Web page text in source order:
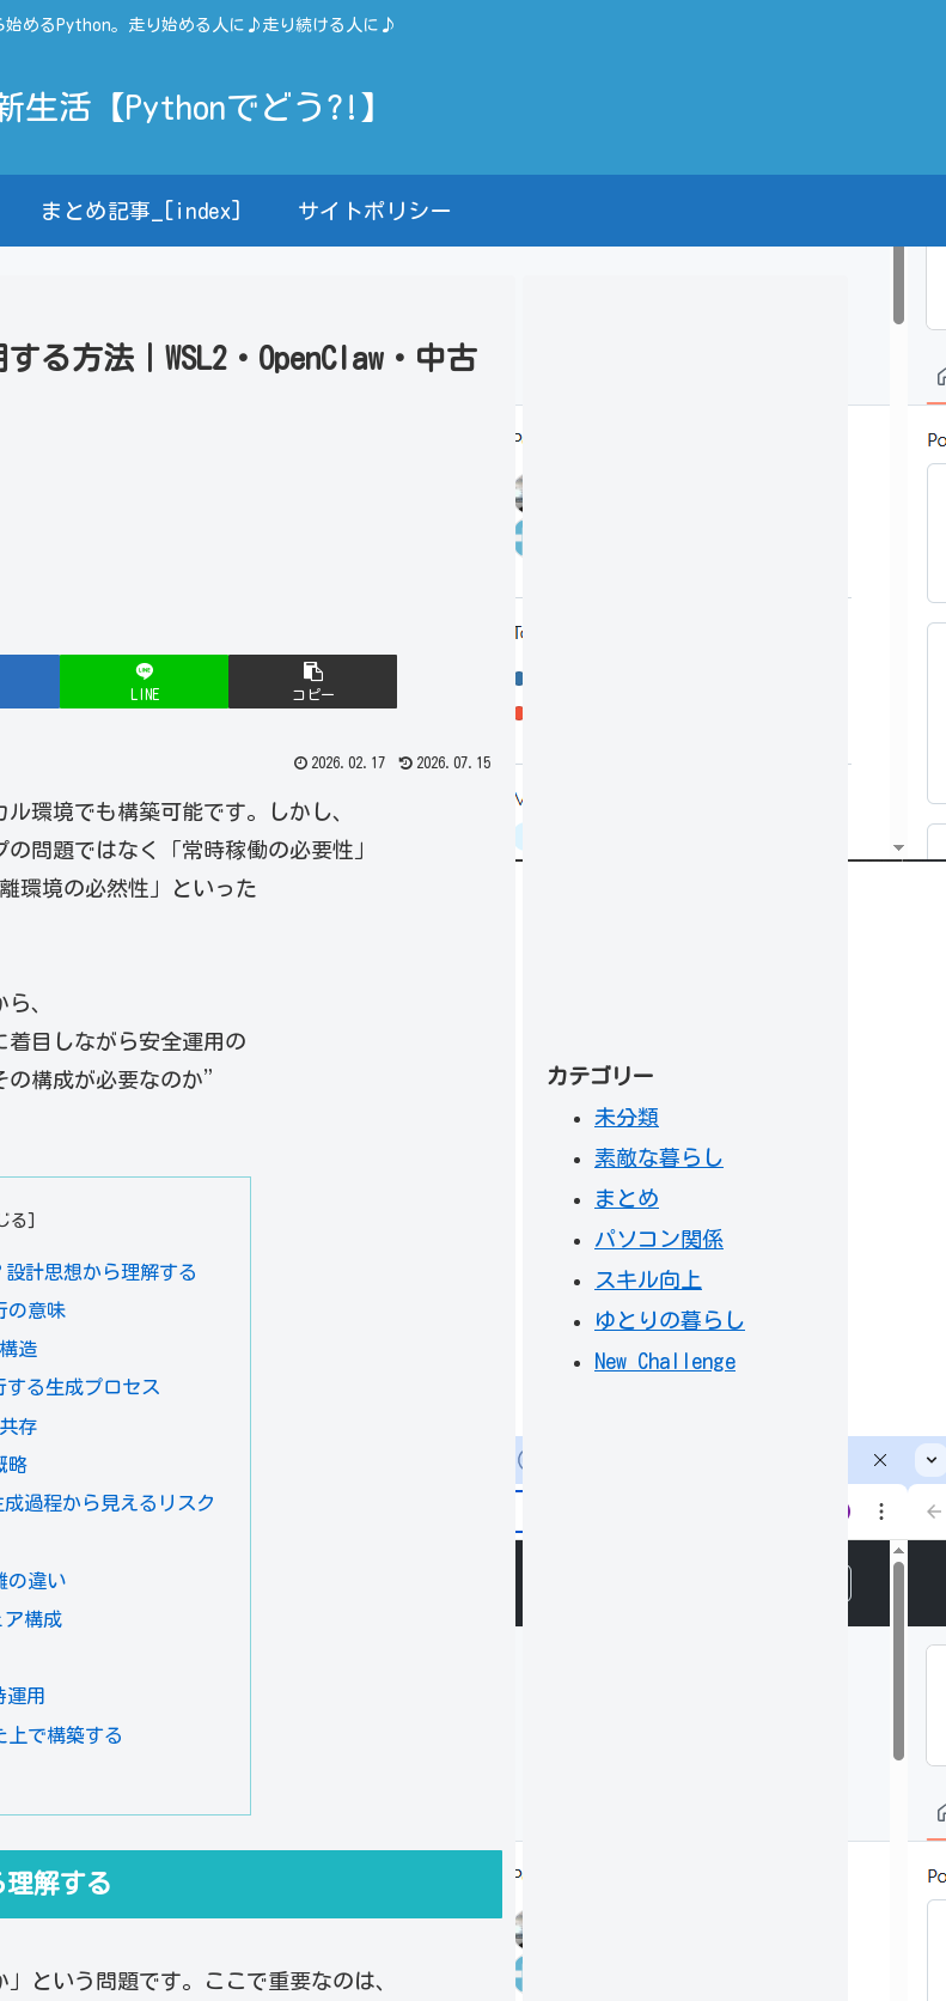
始めるPython。走り始める人に♪走り続ける人に♪
生活【Pythonでどう?!】
まとめ記事_[index] サイトポリシー
る方法｜WSL2・OpenClaw・中古
LINE コピー
2026.02.17 2026.07.15
環境でも構築可能です。しかし、
問題ではなく「常時稼働の必要性」
環境の必然性」といった
、
着目しながら安全運用の
構成が必要なのか”
計思想から理解する
の意味
造
する生成プロセス
存
略
過程から見えるリスク
の違い
ア構成
運用
上で構築する
解する
という問題です。ここで重要なのは、
カテゴリー
未分類
素敵な暮らし
まとめ
パソコン関係
スキル向上
ゆとりの暮らし
New Challenge